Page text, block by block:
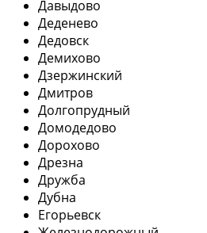
Давыдово
Деденево
Дедовск
Демихово
Дзержинский
Дмитров
Долгопрудный
Домодедово
Дорохово
Дрезна
Дружба
Дубна
Егорьевск